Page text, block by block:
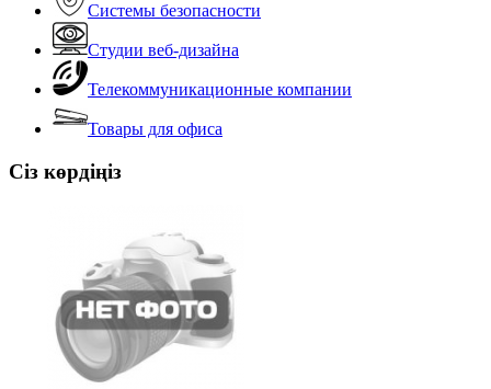
Системы безопасности
Студии веб-дизайна
Телекоммуникационные компании
Товары для офиса
Сіз көрдіңіз